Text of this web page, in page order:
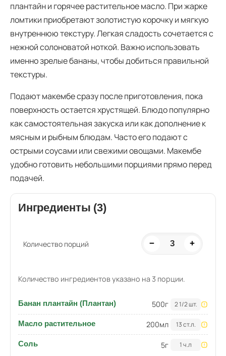
плантайн и горячее растительное масло. При жарке
ломтики приобретают золотистую корочку и мягкую
внутреннюю текстуру. Легкая сладость сочетается с
нежной солоноватой ноткой. Важно использовать
именно зрелые бананы, чтобы добиться правильной
текстуры.
Подают макембе сразу после приготовления, пока
поверхность остается хрустящей. Блюдо популярно
как самостоятельная закуска или как дополнение к
мясным и рыбным блюдам. Часто его подают с
острыми соусами или свежими овощами. Макембе
удобно готовить небольшими порциями прямо перед
подачей.
Ингредиенты (3)
Количество порций − 3 +
Количество ингредиентов указано на 3 порции.
Банан плантайн (Плантан) 500г 2 1/2 шт.
Масло растительное 200мл 13 ст.л.
Соль 5г 1 ч.л